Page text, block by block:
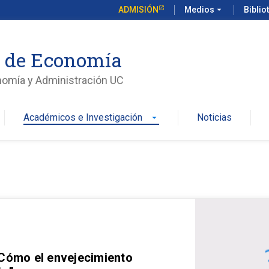
ADMISIÓN Medios arrow_drop_down
Economía
y Administración UC
Académicos e Investigación arrow_drop_down Noticias
el envejecimiento